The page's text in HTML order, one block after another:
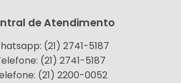
de Atendimento
(21) 2741-5187
(21) 2741-5187
(21) 2200-0052